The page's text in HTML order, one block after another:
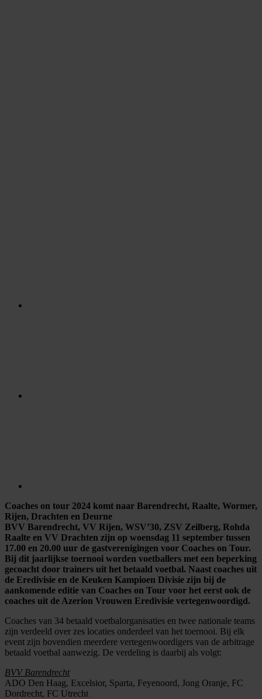
Coaches on tour 2024 komt naar Barendrecht, Raalte, Wormer,
Rijen, Drachten en Deurne
BVV Barendrecht, VV Rijen, WSV’30, ZSV Zeilberg, Rohda
Raalte en VV Drachten zijn op woensdag 11 september tussen
17.00 en 20.00 uur de gastverenigingen voor Coaches on Tour.
Bij dit jaarlijkse toernooi worden voetballers met een beperking
gecoacht door trainers uit het betaald voetbal. Naast coaches uit
de Eredivisie en de Keuken Kampioen Divisie zijn bij de
aankomende editie van Coaches on Tour voor het eerst ook de
coaches uit de Azerion Vrouwen Eredivisie vertegenwoordigd.
Coaches van 34 betaald voetbalorganisaties en twee nationale teams
zijn verdeeld over zes locaties onderdeel van het toernooi. Bij elk
event zijn bovendien meerdere vertegenwoordigers van de arbitrage
betaald voetbal aanwezig. De verdeling is daarbij als volgt:
BVV Barendrecht
ADO Den Haag, Excelsior, Sparta, Feyenoord, Jong Oranje, FC
Dordrecht, FC Utrecht